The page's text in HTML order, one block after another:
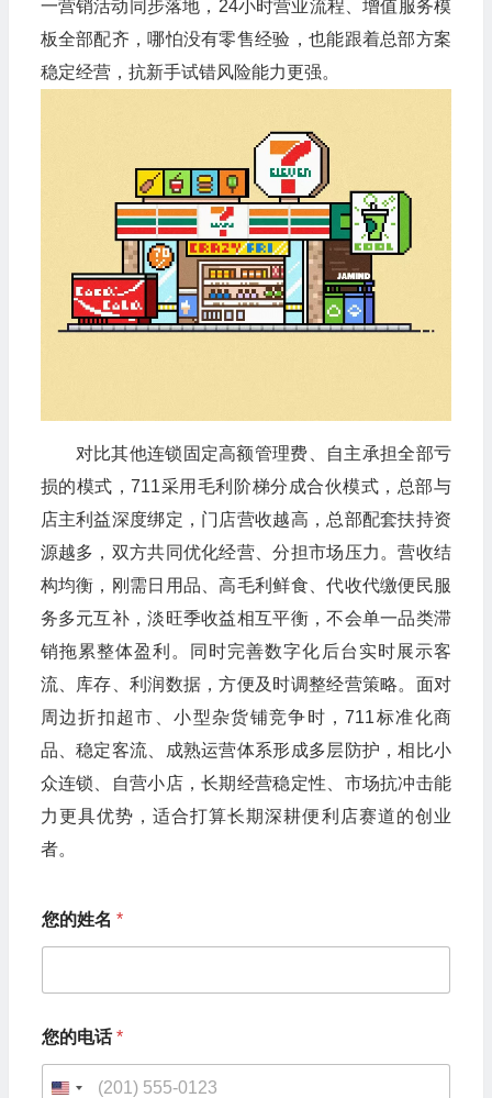
一营销活动同步落地，24小时营业流程、增值服务模
板全部配齐，哪怕没有零售经验，也能跟着总部方案
稳定经营，抗新手试错风险能力更强。
对比其他连锁固定高额管理费、自主承担全部亏
损的模式，711采用毛利阶梯分成合伙模式，总部与
店主利益深度绑定，门店营收越高，总部配套扶持资
源越多，双方共同优化经营、分担市场压力。营收结
构均衡，刚需日用品、高毛利鲜食、代收代缴便民服
务多元互补，淡旺季收益相互平衡，不会单一品类滞
销拖累整体盈利。同时完善数字化后台实时展示客
流、库存、利润数据，方便及时调整经营策略。面对
周边折扣超市、小型杂货铺竞争时，711标准化商
品、稳定客流、成熟运营体系形成多层防护，相比小
众连锁、自营小店，长期经营稳定性、市场抗冲击能
力更具优势，适合打算长期深耕便利店赛道的创业
者。
您
的
您的姓名 *
您的电话*